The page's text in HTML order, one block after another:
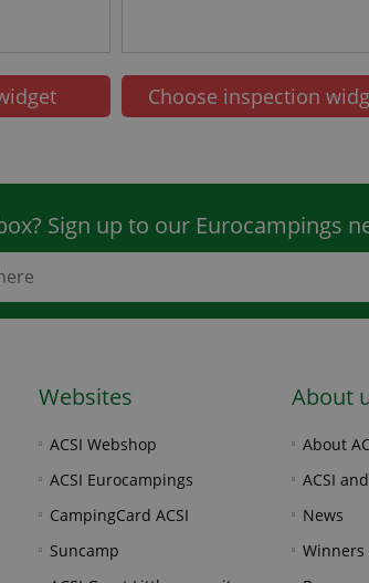
Choose inspection
Sign up to our Eurocampings
Websites
ACSI Webshop
ACSI Eurocampings
CampingCard ACSI
Suncamp
About
About
ACSI
News
Winners